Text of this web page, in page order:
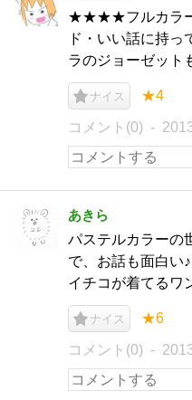
★★★★フルカラー/
ド・いい話に持っ
ラのジョーゼット
ナイス ★4
コメント(0)
あきら
パステルカラーの
で、お話も面白い
イチコが着てるワ
ナイス ★6
コメント(0)